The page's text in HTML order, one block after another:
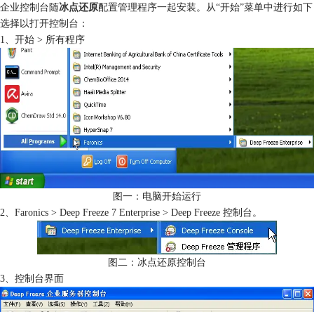
企业控制台随冰点还原配置管理程序一起安装。从“开始”菜单中进行如下
选择以打开控制台：
1、开始 > 所有程序
图一：电脑开始运行
2、Faronics > Deep Freeze 7 Enterprise > Deep Freeze 控制台。
图二：冰点还原控制台
3、控制台界面